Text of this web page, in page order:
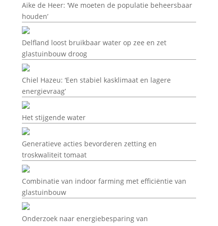
Aike de Heer: ‘We moeten de populatie beheersbaar
houden’
Delfland loost bruikbaar water op zee en zet
glastuinbouw droog
Chiel Hazeu: ‘Een stabiel kasklimaat en lagere
energievraag’
Het stijgende water
Generatieve acties bevorderen zetting en
troskwaliteit tomaat
Combinatie van indoor farming met efficiëntie van
glastuinbouw
Onderzoek naar energiebesparing van